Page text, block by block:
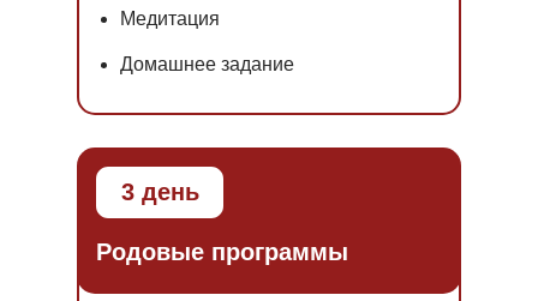
Медитация
Домашнее задание
3 день
Родовые программы